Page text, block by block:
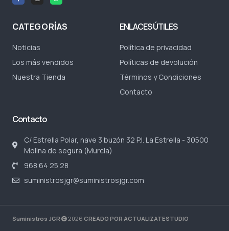
CATEGORÍAS
Noticias
Los más vendidos
Nuestra Tienda
ENLACES ÚTILES
Política de privacidad
Políticas de devolución
Términos y Condiciones
Contacto
Contacto
C/ Estrella Polar, nave 3 buzón 32 P.I. La Estrella - 30500
Molina de segura (Murcia)
968 64 25 28
suministrosjgr@suministrosjgr.com
Suministros JGR 2026 CREADO POR ACTUALIZATESTUDIO